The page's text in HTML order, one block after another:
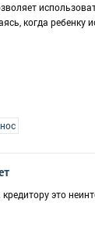
когда ребенку
это